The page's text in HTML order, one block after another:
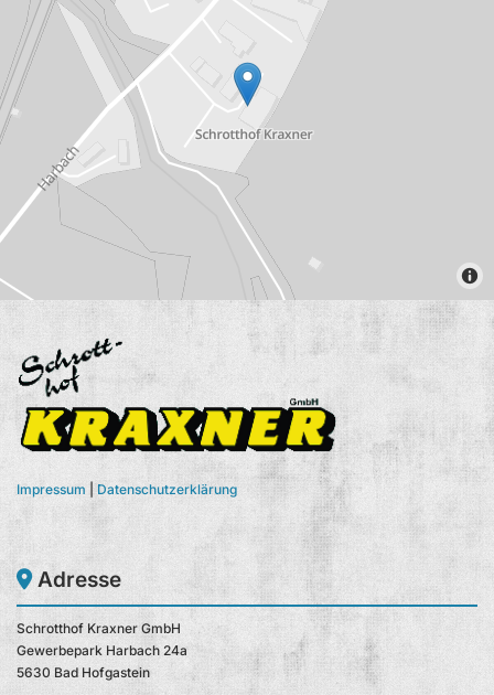
Impressum Datenschutzerklärung
Adresse
Schrotthof Kraxner GmbH
Gewerbepark Harbach 24a
5630 Bad Hofgastein